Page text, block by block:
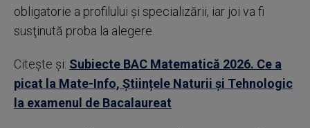
obligatorie a profilului şi specializării, iar joi va fi
susţinută proba la alegere.
Citește și: Subiecte BAC Matematică 2026. Ce a
picat la Mate-Info, Științele Naturii și Tehnologic
la examenul de Bacalaureat